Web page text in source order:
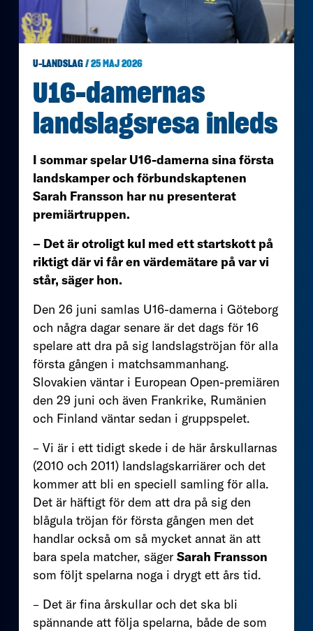
U-LANDSLAG / 25 MAJ 2026
U16-damernas
landslagsresa inleds
I sommar spelar U16-damerna sina första
landskamper och förbundskaptenen
Sarah Fransson har nu presenterat
premiärtruppen.
– Det är otroligt kul med ett startskott på
riktigt där vi får en värdemätare på var vi
står, säger hon.
Den 26 juni samlas U16-damerna i Göteborg
och några dagar senare är det dags för 16
spelare att dra på sig landslagströjan för alla
första gången i matchsammanhang.
Slovakien väntar i European Open-premiären
den 29 juni och även Frankrike, Rumänien
och Finland väntar sedan i gruppspelet.
– Vi är i ett tidigt skede i de här årskullarnas
(2010 och 2011) landslagskarriärer och det
kommer att bli en speciell samling för alla.
Det är häftigt för dem att dra på sig den
blågula tröjan för första gången men det
handlar också om så mycket annat än att
bara spela matcher, säger Sarah Fransson
som följt spelarna noga i drygt ett års tid.
– Det är fina årskullar och det ska bli
spännande att följa spelarna, både de som